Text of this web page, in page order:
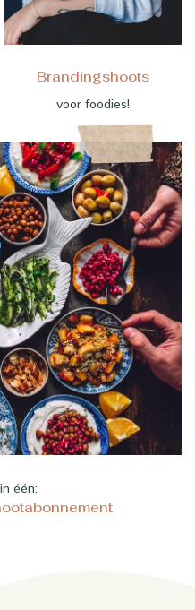
Brandingshoots
voor foodies!
één: